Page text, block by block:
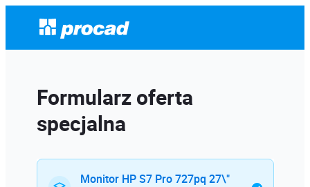
Formularz oferta
specjalna
Monitor HP S7 Pro 727pq 27\"